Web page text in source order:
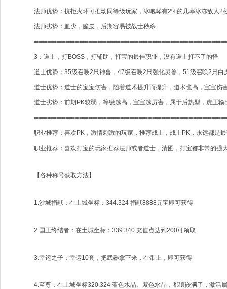
法师优势：抗拒火环可推动同等级玩家，冰咆哮有2%的几率冰冻敌人2
法师劣势：血少，脆皮，后期容易被战士秒杀
3：道士，打BOSS，打辅助，打宝的最佳职业，没有道士打不了的怪
道士优势：35级召唤2只神兽，47级召唤2只强化灵兽，51级召唤2只白
道士优势：道士的宝宝伤害，随着道术提升而提升，道术也高，宝宝伤
道士劣势：前期PK较弱，等级越高，宝宝越厉害，属于后热型，虎王输
职业推荐：喜欢PK，激情刺激的玩家，推荐战士，战士PK，永远都是
职业推荐：喜欢打宝的玩家推荐法师或者道士，清图，打宝都非常的强
【各种称号获取方法】
1.沙城捐献：在土城坐标：344.324 捐献8888元宝即可获得
2.国王终结者：在土城坐标：339.340 充值点达到200可领取
3.幸运之子：幸运10套，把武器拿下来，在带上，即可获得
4.至尊：在土城坐标320.324 蓝色水晶、紫色水晶，都镶嵌满了，激活